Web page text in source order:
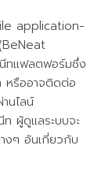
application-
ทแฟลตฟอร์มซึ่ง
หรืออาจติดต่อ
นไลน์
ผู้ดูแลระบบจะ
างๆ อันเกี่ยวกับ